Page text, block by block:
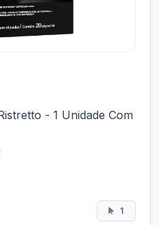
- 1 Unidade Com
1